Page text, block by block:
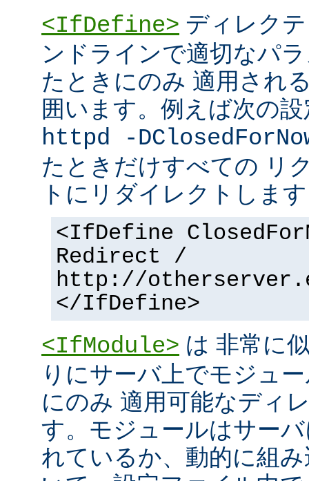
<IfDefine> ディレク
ンドラインで適切なパ
たときにのみ 適用され
囲います。例えば次の
httpd -
たときだけすべての リ
トにリダイレクトしま
<IfDefine
Redirect /
http://
</IfDefine>
<IfModule> は 非常に
りにサーバ上でモジュ
にのみ 適用可能なディ
す。モジュールはサー
れているか、動的に組